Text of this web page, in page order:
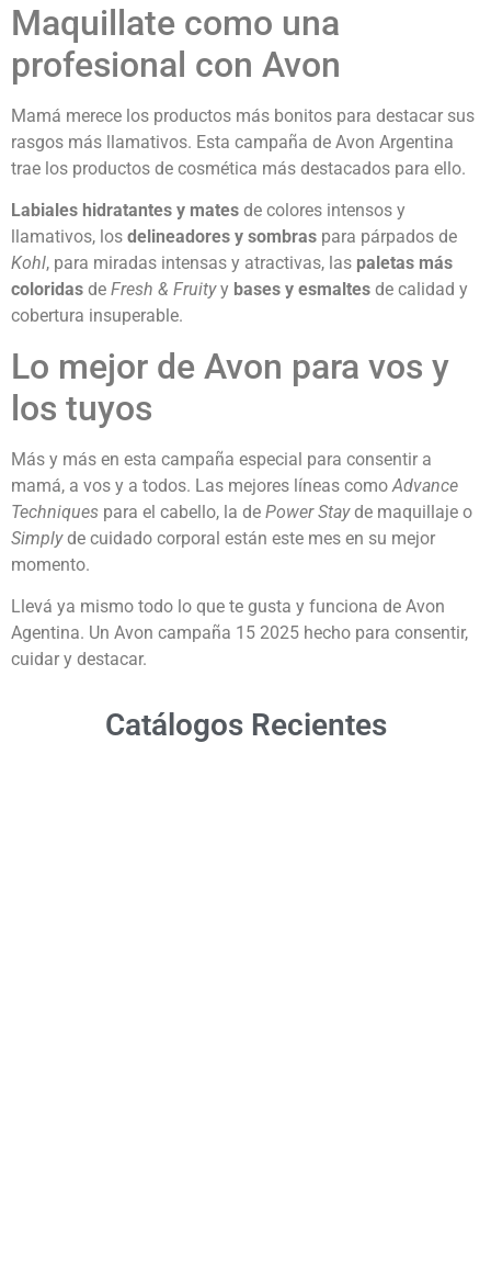
Maquillate como una
profesional con Avon
Mamá merece los productos más bonitos para destacar sus
rasgos más llamativos. Esta campaña de Avon Argentina
trae los productos de cosmética más destacados para ello.
Labiales hidratantes y mates de colores intensos y
llamativos, los delineadores y sombras para párpados de
Kohl, para miradas intensas y atractivas, las paletas más
coloridas de Fresh & Fruityy bases y esmaltes de calidad y
cobertura insuperable.
Lo mejor de Avon para vos y
los tuyos
Más y más en esta campaña especial para consentir a
mamá, a vos y a todos. Las mejores líneas como Advance
Techniques para el cabello, la de Power Stayde maquillaje o
Simplyde cuidado corporal están este mes en su mejor
momento.
Llevá ya mismo todo lo que te gusta y funciona de Avon
Agentina. Un Avon campaña 15 2025 hecho para consentir,
cuidar y destacar.
Catálogos Recientes